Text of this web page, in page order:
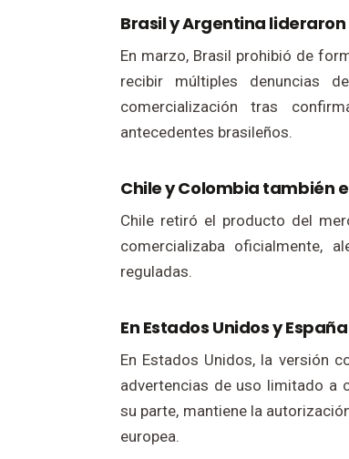
Brasil y Argentina
En marzo, Brasil prohibió de
recibir múltiples denuncias
comercialización tras
antecedentes brasileños.
Chile y Colombia también
Chile retiró el producto del
comercializaba oficialmente,
reguladas.
En Estados Unidos y
En Estados Unidos, la versión
advertencias de uso limitado a
su parte, mantiene la
europea.